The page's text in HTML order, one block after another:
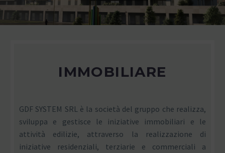
IMMOBILIARE
GDF SYSTEM SRL è la società del gruppo che realizza,
sviluppa e gestisce le iniziative immobiliari e le
attività edilizie, attraverso la realizzazione di
iniziative residenziali, terziarie e commerciali a